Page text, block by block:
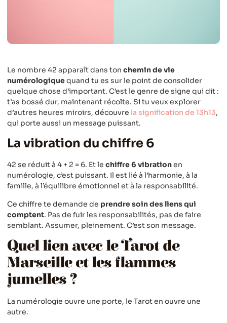
Le nombre 42 apparaît dans ton chemin de vie
numérologiquequand tu es sur le point de consolider
quelque chose d’important. C’est le genre de signe qui dit :
t’as bossé dur, maintenant récolte. Si tu veux explorer
d’autres heures miroirs, découvre la signification de 13h13,
qui porte aussi un message puissant.
La vibration du chiffre 6
42 se réduit à 4 + 2 = 6. Et le chiffre 6 vibrationen
numérologie, c’est puissant. Il est lié à l’harmonie, à la
famille, à l’équilibre émotionnel et à la responsabilité.
Ce chiffre te demande de prendre soin des liens qui
comptent. Pas de fuir les responsabilités, pas de faire
semblant. Assumer, pleinement. C’est son message.
Quel lien avec le Tarot de
Marseille et les flammes
jumelles ?
La numérologie ouvre une porte, le Tarot en ouvre une
autre.